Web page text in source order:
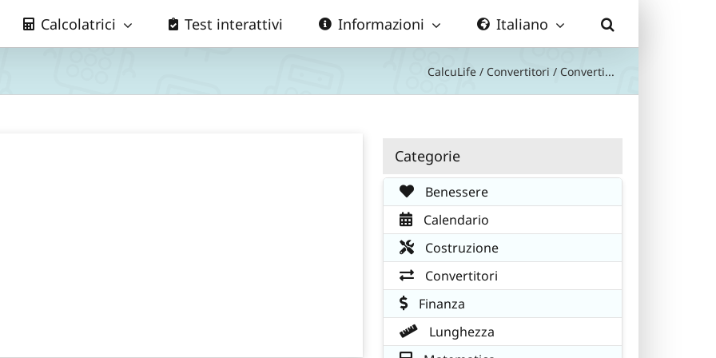
Calcolatrici Test interattivi Informazioni Italiano
CalcuLife / Convertitori / Converti...
Categorie
Benessere
Calendario
Costruzione
Convertitori
Finanza
Lunghezza